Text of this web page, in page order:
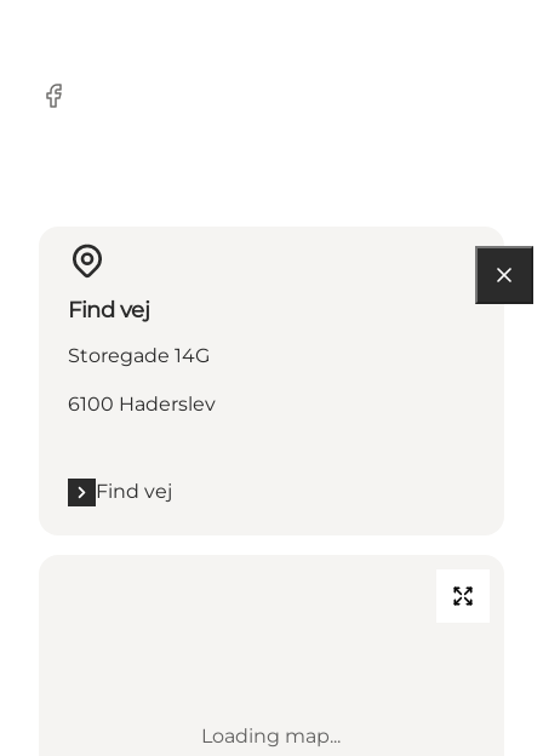
Facebook
Find vej
Storegade 14G
6100 Haderslev
Find vej
Loading map...